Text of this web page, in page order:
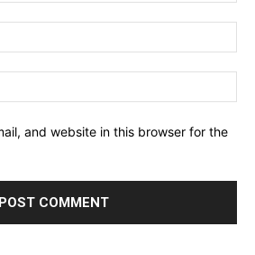
and website in this browser for the